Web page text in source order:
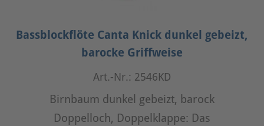
Bassblockflöte Canta Knick dunkel gebeizt,
barocke Griffweise
Art.-Nr.: 2546KD
Birnbaum dunkel gebeizt, barock
Doppelloch, Doppelklappe: Das